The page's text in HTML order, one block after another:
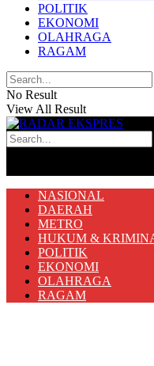
POLITIK
EKONOMI
OLAHRAGA
RAGAM
No Result
View All Result
NASIONAL
DAERAH
METRO
HUKUM &
POLITIK
EKONOMI
OLAHRAGA
RAGAM